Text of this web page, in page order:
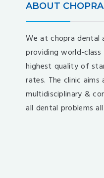
ABOUT
We at chopra
providing world-
highest quality of
rates. The clinic
multidisciplinary &
all dental problems